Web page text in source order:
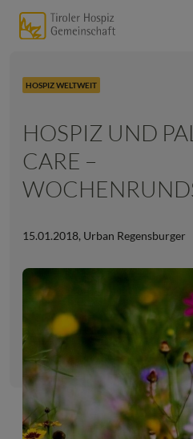
HOSPIZ WELTWEIT
HOSPIZ UND
CARE –
15.01.2018, Urban Regensburger